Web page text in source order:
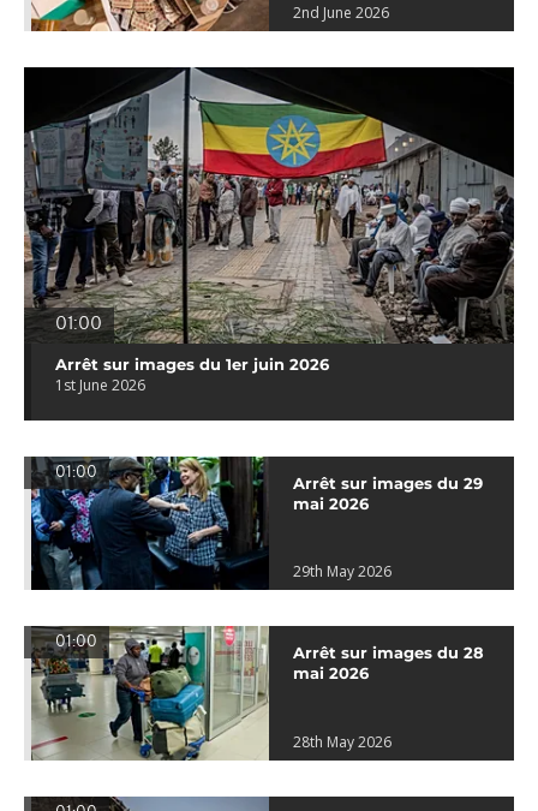
2nd June 2026
01:00
Arrêt sur images du 1er juin 2026
1st June 2026
01:00
Arrêt sur images du 29
mai 2026
29th May 2026
01:00
Arrêt sur images du 28
mai 2026
28th May 2026